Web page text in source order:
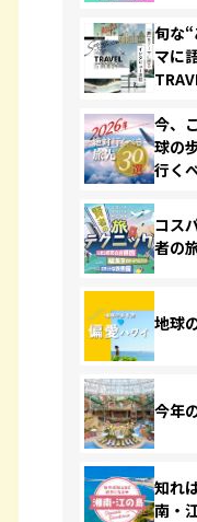
旬な
マに
今、
球の
行く
コス
者の
地球
今年
知れ
南・